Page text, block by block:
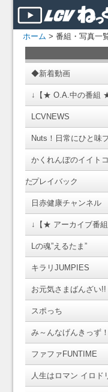
ホーム > 番組・写真一
◆新着動画
↓【★ O.A.中の番組
LCVNEWS
Nuts！日常にひと味
かくれんぼのイイト
たプレイバック
日赤健康チャンネル
↓【★ アーカイブ番
Lの魂”えるたま”
キラリJUMPIES
お元気さまばんざい!!
スポっち
み～んなげんきっず！
ファファFUNTIME
人生はロマン イロド